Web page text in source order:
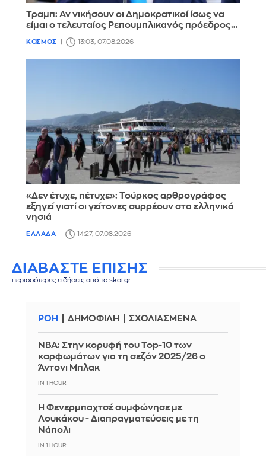
Τραμπ: Αν νικήσουν οι Δημοκρατικοί ίσως να
είμαι ο τελευταίος Ρεπουμπλικανός πρόεδρος…
ΚΟΣΜΟΣ 13:03, 07.08.2026
«Δεν έτυχε, πέτυχε»: Τούρκος αρθρογράφος
εξηγεί γιατί οι γείτονες συρρέουν στα ελληνικά
νησιά
ΕΛΛΑΔΑ 14:27, 07.08.2026
ΔΙΑΒΑΣΤΕ ΕΠΙΣΗΣ
περισσότερες ειδήσεις από το skai.gr
ΡΟΗ ΔΗΜΟΦΙΛΗ ΣΧΟΛΙΑΣΜΕΝΑ
ΝΒΑ: Στην κορυφή του Top-10 των
καρφωμάτων για τη σεζόν 2025/26 ο
Άντονι Μπλακ
IN 1 HOUR
Η Φενερμπαχτσέ συμφώνησε με
Λουκάκου - Διαπραγματεύσεις με τη
Νάπολι
IN 1 HOUR